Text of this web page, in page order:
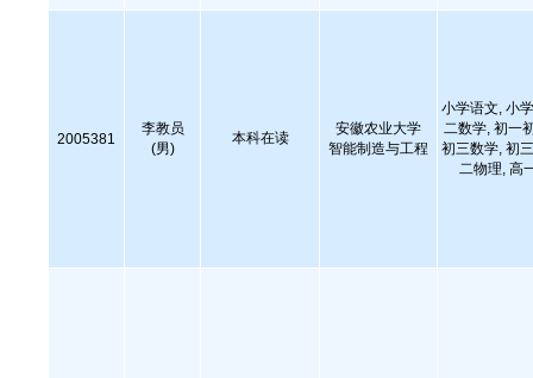
2005381
李教员
(男)
本科在读
安徽农业大学
智能制造与工程
小学语文, 小
二数学, 初一
初三数学, 初
二物理, 高